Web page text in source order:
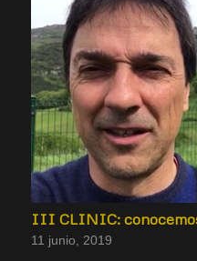
III CLINIC:
11 junio, 2019